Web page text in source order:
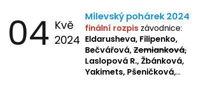
04 Kvě
2024
Milevský pohárek 2024
finální rozpis závodnice:
Eldarusheva, Filipenko,
Bečvářová,Zemianková,
Laslopová R., Žbánková,
Yakimets, Pšeničková,